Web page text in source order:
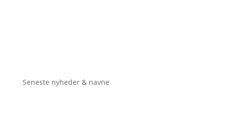
Seneste nyheder & navne